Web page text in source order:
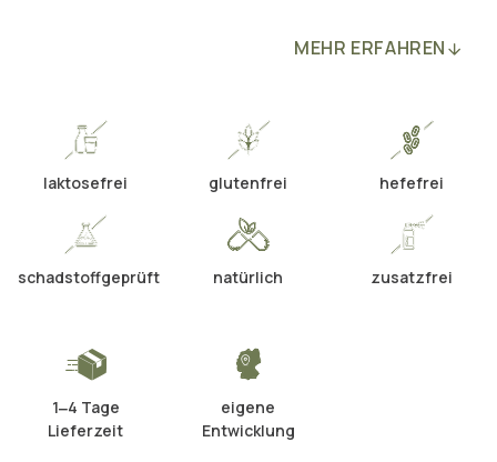
MEHR ERFAHREN
laktosefrei glutenfrei hefefrei
schadstoffgeprüft natürlich zusatzfrei
1‒4 Tage
Lieferzeit
eigene
Entwicklung